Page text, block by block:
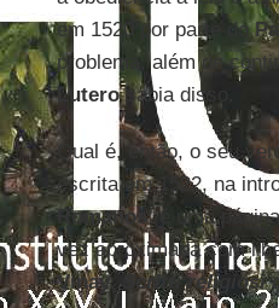
em 1520 por parte do
problema, além de
Luterosabia disso.
Qual é, então, o seu
escrita em 1522, na
Romanos; é uma
vez aproximada com
Vinay,Scritti religiosi